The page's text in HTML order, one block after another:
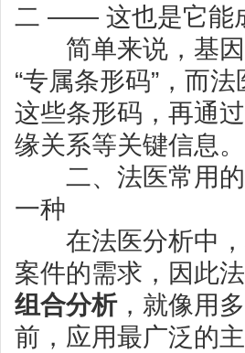
二 —— 这也是它能
简单来说，基因
“专属条形码”，而
这些条形码，再通
缘关系等关键信息。
二、法医常用的
一种
在法医分析中，
案件的需求，因此
组合分析，就像用
前，应用最广泛的